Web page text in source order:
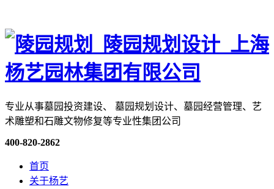
专业从事墓园投资建设、 墓园规划设计、墓园经营管理、艺
术雕塑和石雕文物修复等专业性集团公司
400-820-2862
首页
关于杨艺